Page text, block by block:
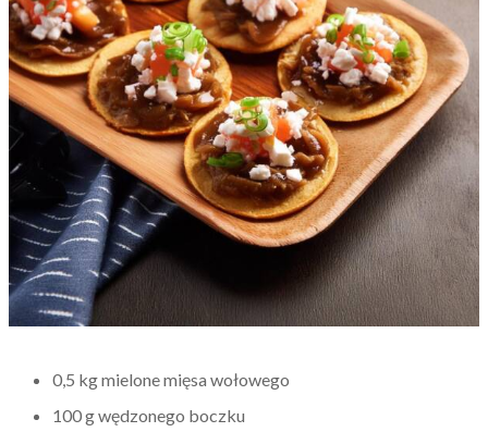
0,5 kg mielone mięsa wołowego
100 g wędzonego boczku